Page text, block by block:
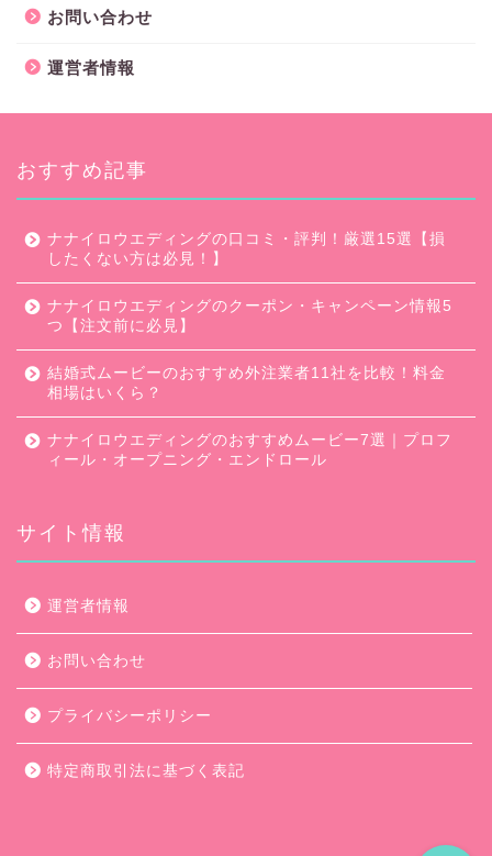
お問い合わせ
運営者情報
おすすめ記事
ナナイロウエディングの口コミ・評判！厳選15選【損
したくない方は必見！】
ナナイロウエディングのクーポン・キャンペーン情報5
つ【注文前に必見】
結婚式ムービーのおすすめ外注業者11社を比較！料金
相場はいくら？
ナナイロウエディングのおすすめムービー7選｜プロフ
ィール・オープニング・エンドロール
サイト情報
運営者情報
お問い合わせ
プライバシーポリシー
特定商取引法に基づく表記ムービー制作のコツ